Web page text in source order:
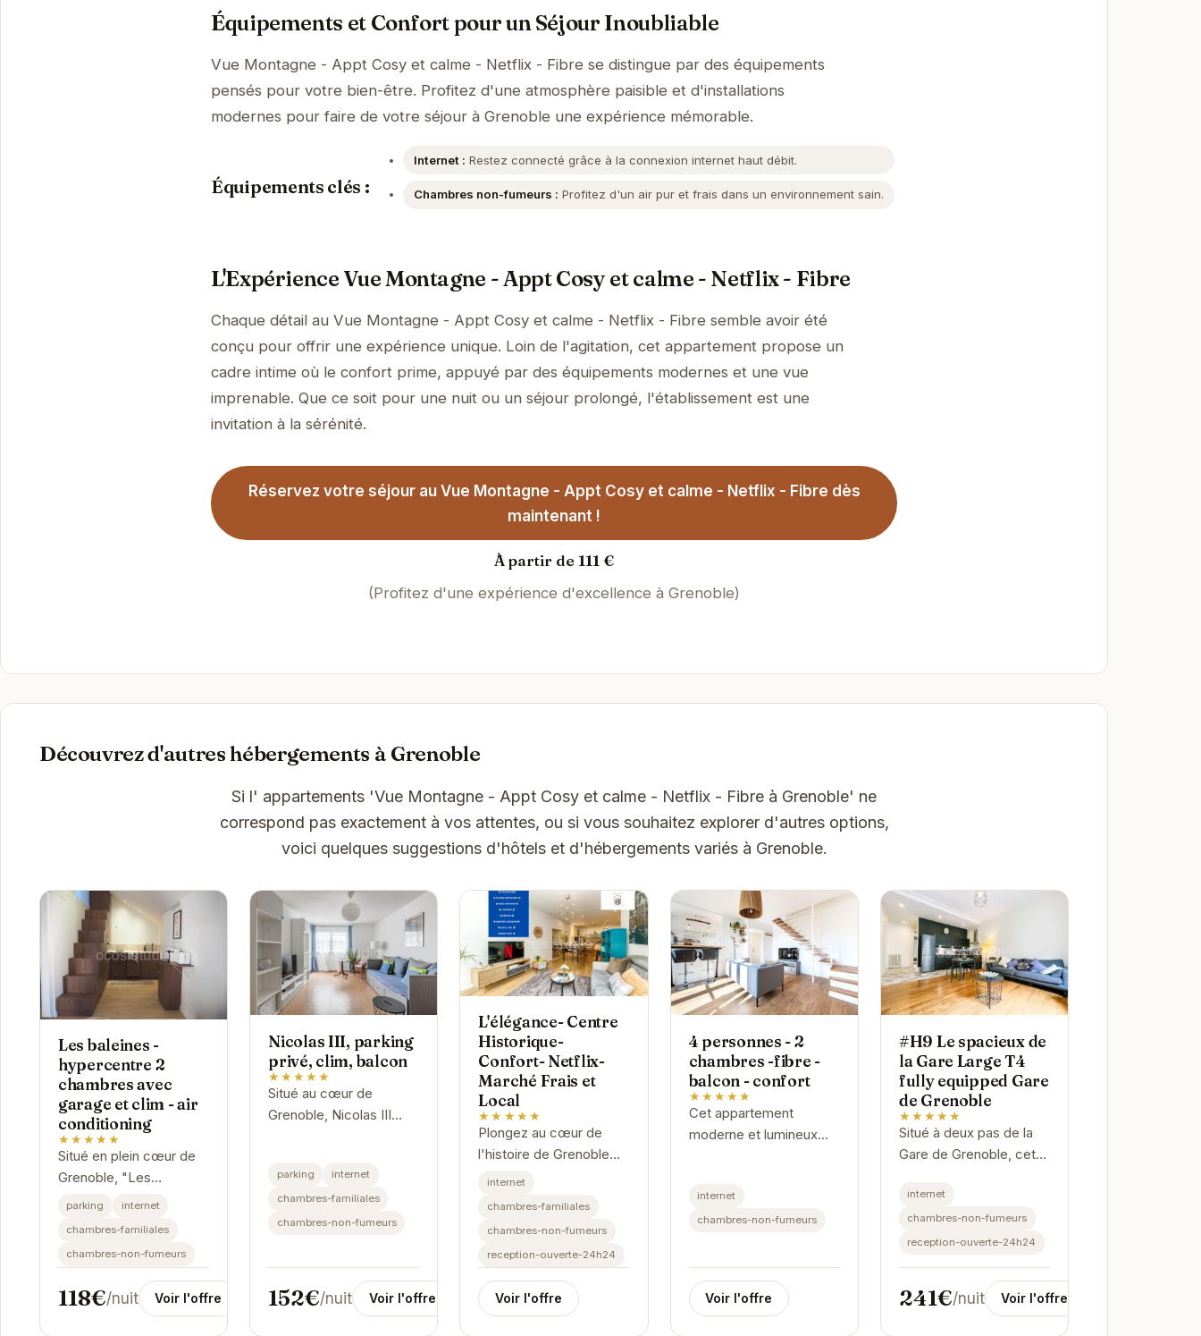
Équipements et Confort pour un Séjour Inoubliable
Vue Montagne - Appt Cosy et calme - Netflix - Fibre se distingue par des équipements
pensés pour votre bien-être. Profitez d'une atmosphère paisible et d'installations
modernes pour faire de votre séjour à Grenoble une expérience mémorable.
Équipements clés :
Internet : Restez connecté grâce à la connexion internet haut débit.
Chambres non-fumeurs : Profitez d'un air pur et frais dans un environnement sain.
L'Expérience Vue Montagne - Appt Cosy et calme - Netflix - Fibre
Chaque détail au Vue Montagne - Appt Cosy et calme - Netflix - Fibre semble avoir été
conçu pour offrir une expérience unique. Loin de l'agitation, cet appartement propose un
cadre intime où le confort prime, appuyé par des équipements modernes et une vue
imprenable. Que ce soit pour une nuit ou un séjour prolongé, l'établissement est une
invitation à la sérénité.
Réservez votre séjour au Vue Montagne - Appt Cosy et calme - Netflix - Fibre dès
maintenant !
À partir de 111 €
(Profitez d'une expérience d'excellence à Grenoble)
Découvrez d'autres hébergements à Grenoble
Si l' appartements 'Vue Montagne - Appt Cosy et calme - Netflix - Fibre à Grenoble' ne
correspond pas exactement à vos attentes, ou si vous souhaitez explorer d'autres options,
voici quelques suggestions d'hôtels et d'hébergements variés à Grenoble.
Les baleines -
hypercentre 2
chambres avec
garage et clim - air
conditioning
★★★★★
Situé en plein cœur de
Grenoble, "Les
Baleines" vous offre un
appartement spacieux
est équipé de la...
parking
internet
chambres-familiales
chambres-non-fumeurs
118€/nuit Voir l'offre
Nicolas III, parking
privé, clim, balcon
★★★★★
Situé au cœur de
Grenoble, Nicolas III
avec parking privé,
climatisation et un
balcon offrant une vue...
parking
internet
chambres-familiales
chambres-non-fumeurs
152€/nuit Voir l'offre
L'élégance- Centre
Historique-
Confort- Netflix-
Marché Frais et
Local
★★★★★
Plongez au cœur de
l'histoire de Grenoble
dans ce logement
vous pourrez...
internet
chambres-familiales
chambres-non-fumeurs
reception-ouverte-24h24
Voir l'offre
4 personnes - 2
chambres -fibre -
balcon - confort
★★★★★
Cet appartement
moderne et lumineux
dispose de deux
chambres confortables,
internet
chambres-non-fumeurs
Voir l'offre
#H9 Le spacieux de
la Gare Large T4
fully equipped Gare
de Grenoble
★★★★★
Situé à deux pas de la
Gare de Grenoble, cet
espace généreux et
lumineux pour votre
séjour. Entièrement
internet
chambres-non-fumeurs
reception-ouverte-24h24
241€/nuit Voir l'offre